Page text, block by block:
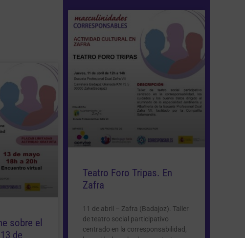
sobre el
de
Teatro Foro Tripas. En
Zafra
11 de abril – Zafra (Badajoz). Taller
de teatro social participativo
centrado en la corresponsabilidad,